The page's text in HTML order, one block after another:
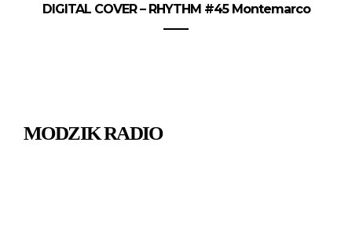
DIGITAL COVER – RHYTHM #45 Montemarco
MODZIK RADIO